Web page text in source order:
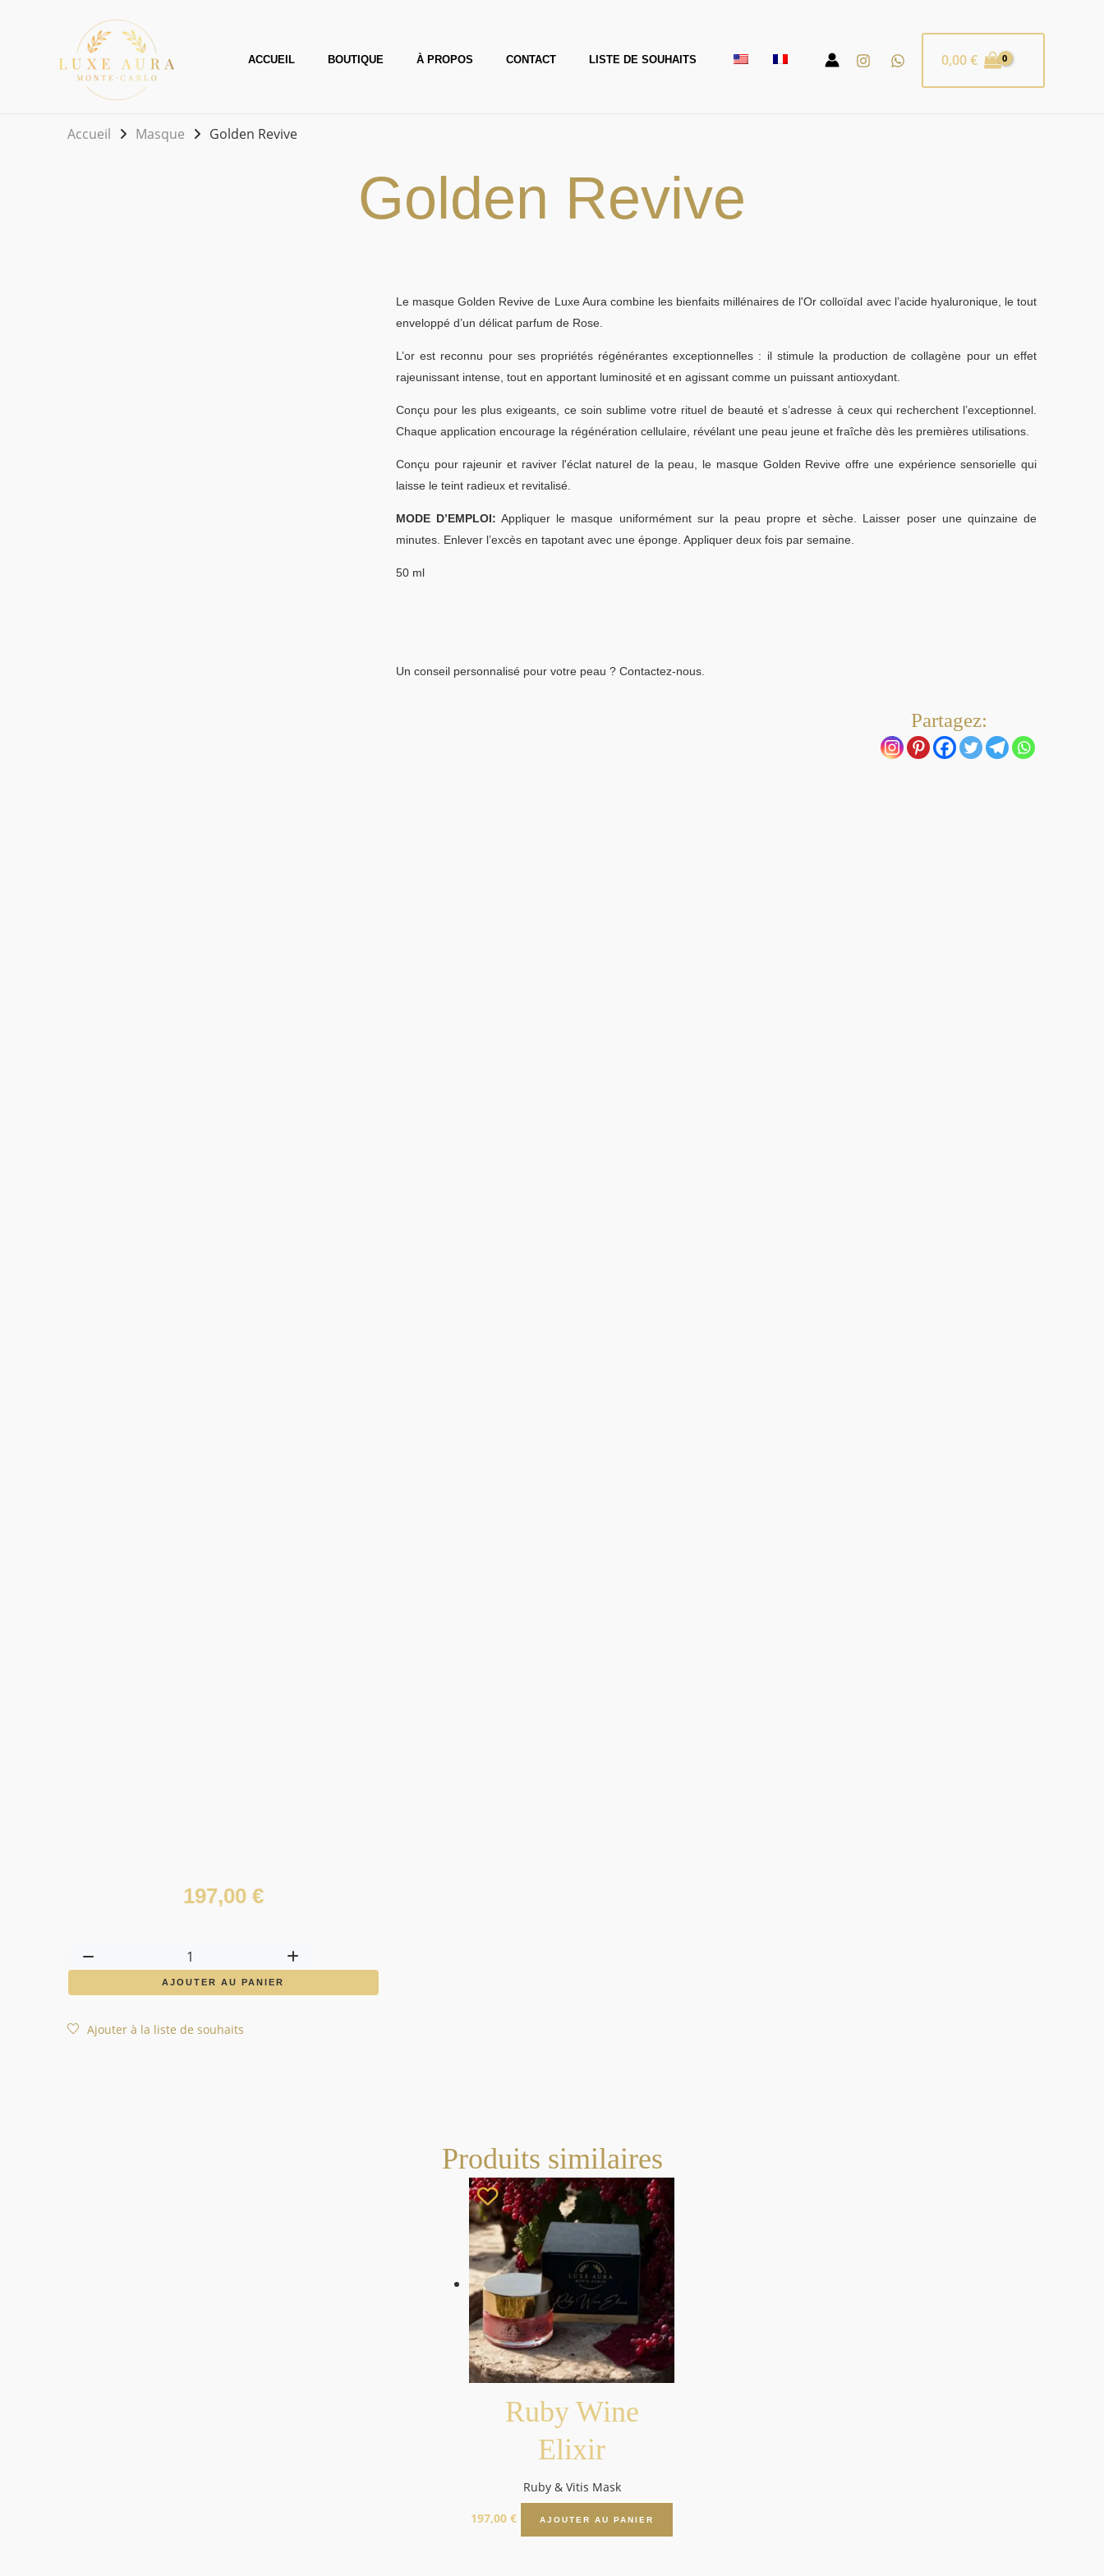
ACCUEIL BOUTIQUE À PROPOS CONTACT LISTE DE SOUHAITS 0,00€
Accueil Masque Golden Revive
Golden Revive
197,00 €
Revive
AJOUTER AU PANIER
Ajouter à la liste de souhaits
Le masque Golden Revive de Luxe Aura combine les bienfaits millénaires de l'Or colloïdal avec l’acide hyaluronique, le tout
enveloppé d’un délicat parfum de Rose.
L’or est reconnu pour ses propriétés régénérantes exceptionnelles : il stimule la production de collagène pour un effet
rajeunissant intense, tout en apportant luminosité et en agissant comme un puissant antioxydant.
Conçu pour les plus exigeants, ce soin sublime votre rituel de beauté et s’adresse à ceux qui recherchent l’exceptionnel.
Chaque application encourage la régénération cellulaire, révélant une peau jeune et fraîche dès les premières utilisations.
Conçu pour rajeunir et raviver l'éclat naturel de la peau, le masque Golden Revive offre une expérience sensorielle qui
laisse le teint radieux et revitalisé.
MODE D’EMPLOI: Appliquer le masque uniformément sur la peau propre et sèche. Laisser poser une quinzaine de
minutes. Enlever l’excès en tapotant avec une éponge. Appliquer deux fois par semaine.
50 ml
Un conseil personnalisé pour votre peau ? Contactez-nous.
Partagez:
Produits similaires
Ruby Wine
Elixir
Ruby & Vitis Mask
50 ml
197,00 € AJOUTER AU PANIER